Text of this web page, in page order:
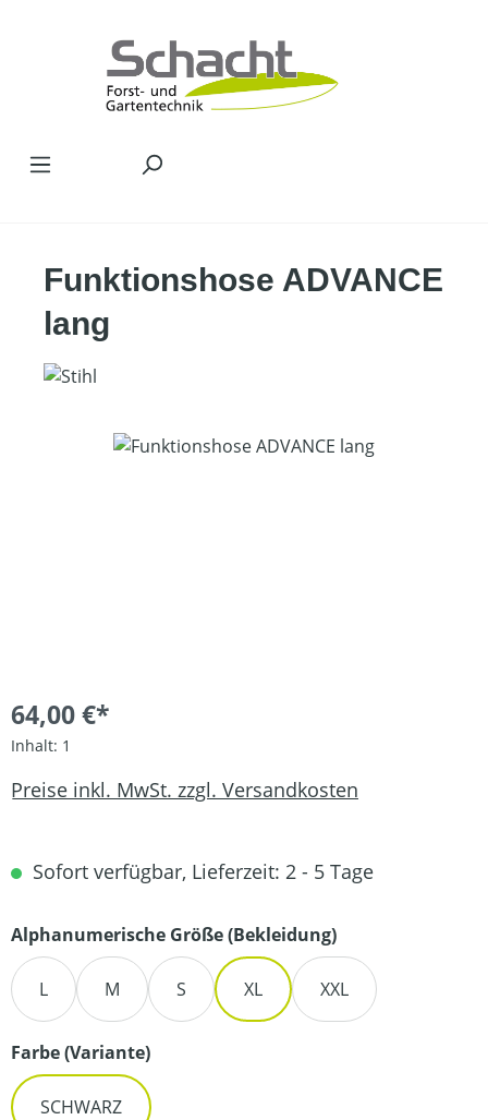
Funktionshose ADVANCE
lang
Bildergalerie überspringen
64,00 €*
Inhalt: 1
Preise inkl. MwSt. zzgl. Versandkosten
Sofort verfügbar, Lieferzeit: 2 - 5 Tage
Alphanumerische Größe (Bekleidung)auswählen
L M S XL XXL
Farbe (Variante)auswählen
SCHWARZ